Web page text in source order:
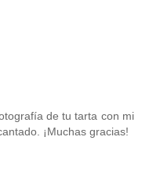
de tu tarta con mi
¡Muchas gracias!